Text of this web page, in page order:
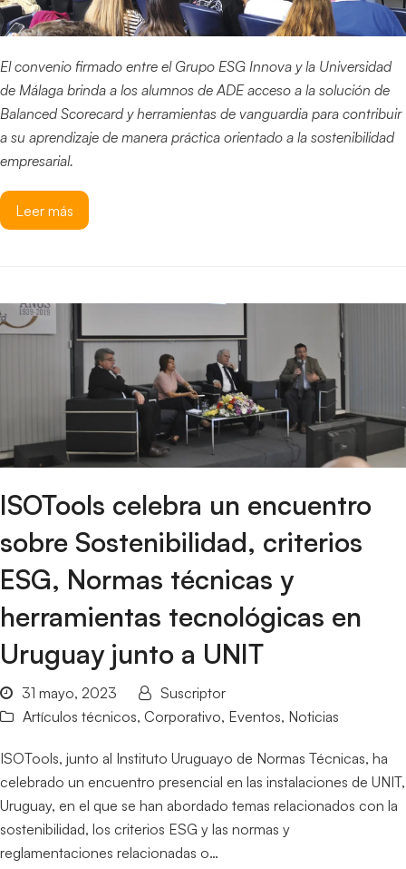
El convenio firmado entre el Grupo ESG Innova y la Universidad
de Málaga brinda a los alumnos de ADE acceso a la solución de
Balanced Scorecard y herramientas de vanguardia para contribuir
a su aprendizaje de manera práctica orientado a la sostenibilidad
empresarial.
Leer más
ISOTools celebra un encuentro
sobre Sostenibilidad, criterios
ESG, Normas técnicas y
herramientas tecnológicas en
Uruguay junto a UNIT
31 mayo, 2023
Suscriptor
Artículos técnicos, Corporativo, Eventos, Noticias
ISOTools, junto al Instituto Uruguayo de Normas Técnicas, ha
celebrado un encuentro presencial en las instalaciones de UNIT,
Uruguay, en el que se han abordado temas relacionados con la
sostenibilidad, los criterios ESG y las normas y
reglamentaciones relacionadas o…